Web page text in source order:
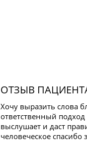
ОТЗЫВ
Хочу выразить слова
ответственный
выслушает и даст
человеческое